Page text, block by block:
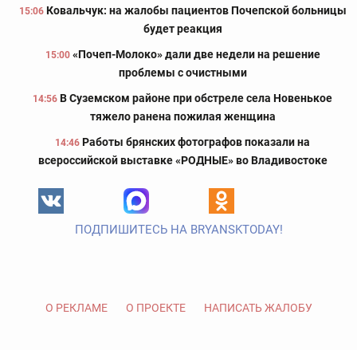
15:06 Ковальчук: на жалобы пациентов Почепской больницы
будет реакция
15:00 «Почеп-Молоко» дали две недели на решение
проблемы с очистными
14:56 В Суземском районе при обстреле села Новенькое
тяжело ранена пожилая женщина
14:46 Работы брянских фотографов показали на
всероссийской выставке «РОДНЫЕ» во Владивостоке
ПОДПИШИТЕСЬ НА BRYANSKTODAY!
О РЕКЛАМЕ О ПРОЕКТЕ НАПИСАТЬ ЖАЛОБУ